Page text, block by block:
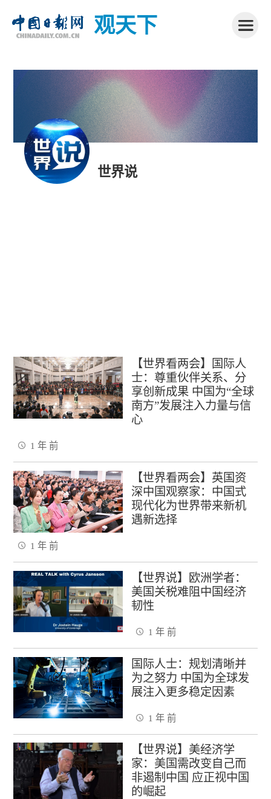
观天下
世界说
【世界看两会】国际人
士：尊重伙伴关系、分
享创新成果 中国为“全球
南方”发展注入力量与信
心
1 年 前
【世界看两会】英国资
深中国观察家：中国式
现代化为世界带来新机
遇新选择
1 年 前
【世界说】欧洲学者：
美国关税难阻中国经济
韧性
1 年 前
国际人士：规划清晰并
为之努力 中国为全球发
展注入更多稳定因素
1 年 前
【世界说】美经济学
家：美国需改变自己而
非遏制中国 应正视中国
的崛起